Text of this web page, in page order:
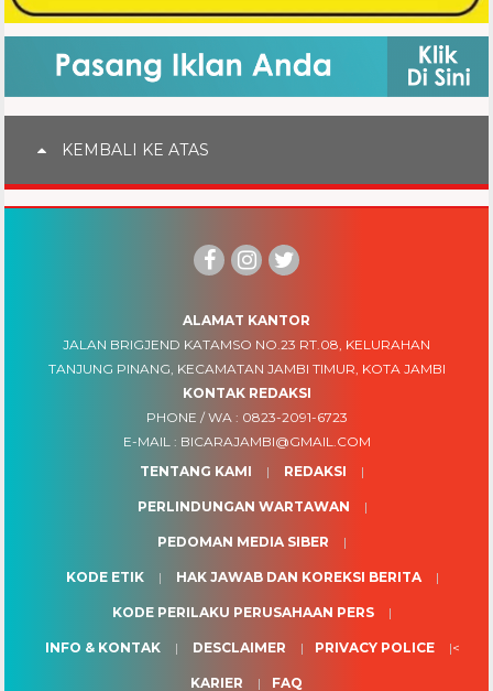
KEMBALI KE ATAS
ALAMAT KANTOR
JALAN BRIGJEND KATAMSO NO.23 RT.08, KELURAHAN
TANJUNG PINANG, KECAMATAN JAMBI TIMUR, KOTA JAMBI
KONTAK REDAKSI
PHONE / WA : 0823-2091-6723
E-MAIL : BICARAJAMBI@GMAIL.COM
TENTANG KAMI
REDAKSI
PERLINDUNGAN WARTAWAN
PEDOMAN MEDIA SIBER
KODE ETIK HAK JAWAB DAN KOREKSI BERITA
KODE PERILAKU PERUSAHAAN PERS
INFO & KONTAK DESCLAIMER PRIVACY POLICE <
KARIER FAQ